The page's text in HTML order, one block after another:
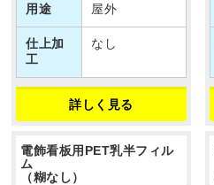
用途 屋外
仕上加
工
なし
詳しく見る
電飾看板用PET乳半フィル
ム
（糊なし）